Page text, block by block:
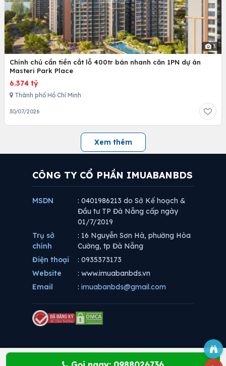
3
Chính chủ cần tiền cắt lỗ 400tr bán nhanh căn 1PN dự án
Masteri Park Place
6.374 tỷ
Thành phố Hồ Chí Minh
30/07/2026
Xem thêm
CÔNG TY CỔ PHẦN IMUABANBDS
MSDN
: 0401986213 do Sở Kế hoạch &
Đầu tư TP Đà Nẵng cấp ngày
01/7/2019
Trụ sở
chính
: 16 Nguyễn Sơn Hà, phường Hòa
Cường, tp Đà Nẵng
Điện thoại
: 0935373173
Website
: www.imuabanbds.vn
Email
: imuabanbds@gmail.com